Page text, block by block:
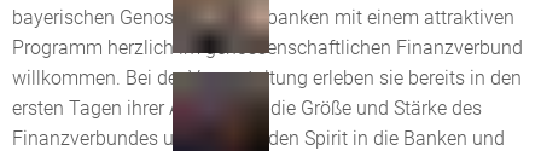
bayerischen Genossenschaftsbanken mit einem attraktiven
Programm herzlich im genossenschaftlichen Finanzverbund
willkommen. Bei der Veranstaltung erleben sie bereits in den
ersten Tagen ihrer Ausbildung die Größe und Stärke des
Finanzverbundes und können den Spirit in die Banken und